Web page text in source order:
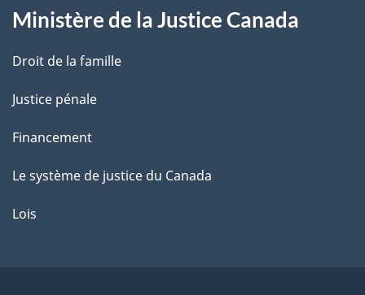
e
Ministère de la Justice Canada
Droit de la famille
Justice pénale
Financement
Le système de justice du Canada
Lois